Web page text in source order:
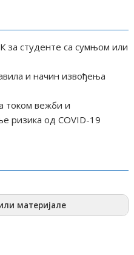
студенте са сумњом или
и начин извођења
током вежби и
ризика од COVID-19
материјале